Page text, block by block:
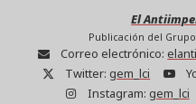
El
Publicación del
Correo electrónico:
Twitter: gem_lci
Instagram: gem_lci